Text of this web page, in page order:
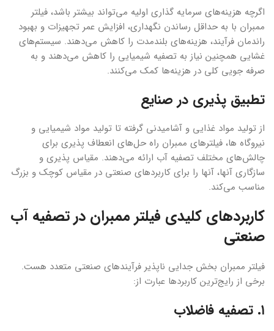
اگرچه هزینه‌های سرمایه گذاری اولیه می‌تواند بیشتر باشد، فیلتر
ممبران با به حداقل رساندن نگهداری، افزایش عمر تجهیزات و بهبود
راندمان فرآیند، هزینه‌های بلندمدت را کاهش می‌دهند. سیستم‌های
غشایی همچنین نیاز به تصفیه شیمیایی را کاهش می‌دهند و به
صرفه جویی کلی در هزینه‌ها کمک می‌کنند.
تطبیق پذیری در صنایع
از تولید مواد غذایی و آشامیدنی گرفته تا تولید مواد شیمیایی و
نیروگاه ها، فیلترهای ممبران راه حل‌های انعطاف پذیری برای
چالش‌های مختلف تصفیه آب ارائه می‌دهند. مقیاس پذیری و
سازگاری آنها، آنها را برای کاربردهای صنعتی در مقیاس کوچک و بزرگ
مناسب می‌کند.
کاربردهای کلیدی فیلتر ممبران در تصفیه آب
صنعتی
فیلتر ممبران بخش جدایی ناپذیر فرآیندهای صنعتی متعدد هست.
برخی از رایج‌ترین کاربردها عبارت از:
۱. تصفیه فاضلاب